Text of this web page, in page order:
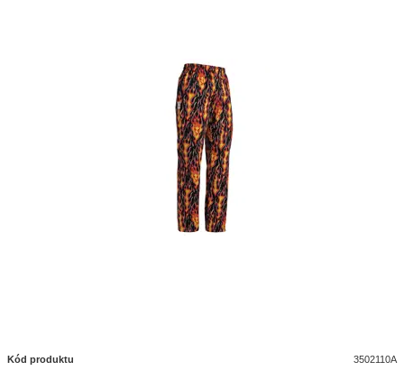
Kód produktu 3502110A